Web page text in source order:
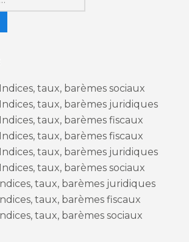
taux, barèmes sociaux
taux, barèmes juridiques
taux, barèmes fiscaux
taux, barèmes fiscaux
taux, barèmes juridiques
taux, barèmes sociaux
taux, barèmes juridiques
taux, barèmes fiscaux
taux, barèmes sociaux